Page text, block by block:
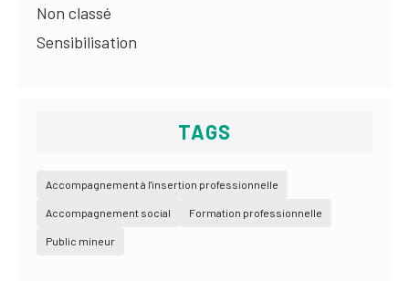
Non classé
Sensibilisation
TAGS
Accompagnement à l'insertion professionnelle
Accompagnement social Formation professionnelle
Public mineur